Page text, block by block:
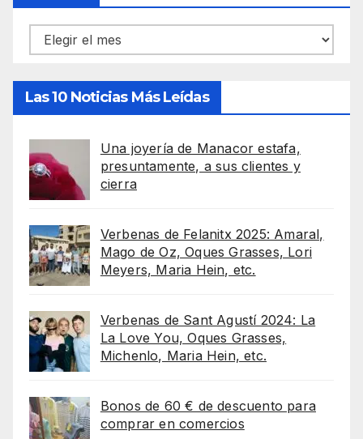
Archivos
Las 10 Noticias Más Leídas
Una joyería de Manacor estafa,
presuntamente, a sus clientes y
cierra
Verbenas de Felanitx 2025: Amaral,
Mago de Oz, Oques Grasses, Lori
Meyers, Maria Hein, etc.
Verbenas de Sant Agustí 2024: La
La Love You, Oques Grasses,
Michenlo, Maria Hein, etc.
Bonos de 60 € de descuento para
comprar en comercios